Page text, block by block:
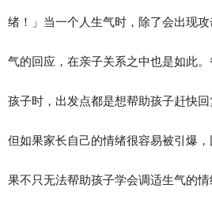
绪！」当一个人生气时，除了会出现
气的回应，在亲子关系之中也是如此
孩子时，出发点都是想帮助孩子赶快回
但如果家长自己的情绪很容易被引爆
果不只无法帮助孩子学会调适生气的